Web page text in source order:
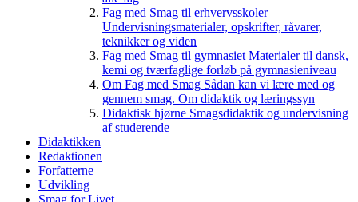
Fag med Smag til erhvervsskoler
Undervisningsmaterialer, opskrifter, råvarer,
teknikker og viden
Fag med Smag til gymnasiet Materialer til dansk,
kemi og tværfaglige forløb på gymnasieniveau
Om Fag med Smag Sådan kan vi lære med og
gennem smag. Om didaktik og læringssyn
Didaktisk hjørne Smagsdidaktik og undervisning
af studerende
Didaktikken
Redaktionen
Forfatterne
Udvikling
Smag for Livet